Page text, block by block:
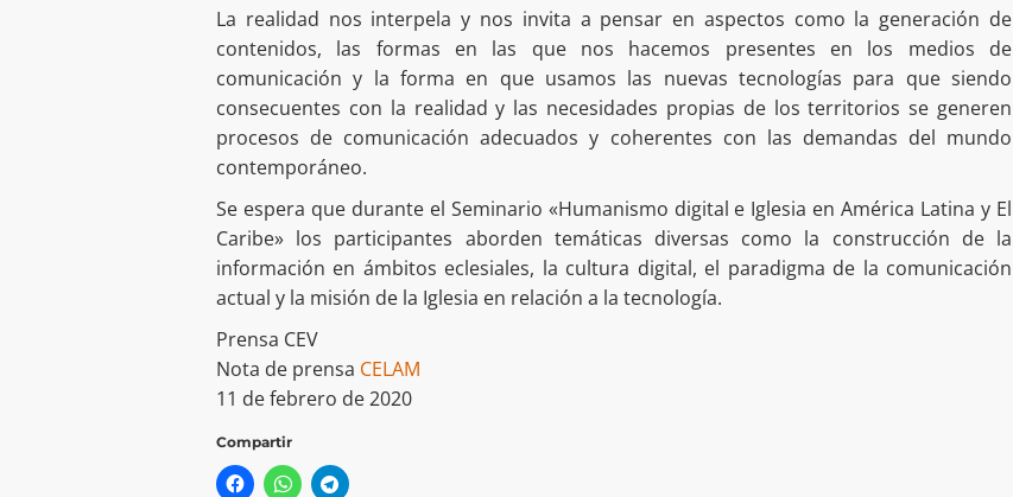
La realidad nos interpela y nos invita a pensar en aspectos como la generación de
contenidos, las formas en las que nos hacemos presentes en los medios de
comunicación y la forma en que usamos las nuevas tecnologías para que siendo
consecuentes con la realidad y las necesidades propias de los territorios se generen
procesos de comunicación adecuados y coherentes con las demandas del mundo
contemporáneo.
Se espera que durante el Seminario «Humanismo digital e Iglesia en América Latina y El
Caribe» los participantes aborden temáticas diversas como la construcción de la
información en ámbitos eclesiales, la cultura digital, el paradigma de la comunicación
actual y la misión de la Iglesia en relación a la tecnología.
Prensa CEV
Nota de prensa CELAM
11 de febrero de 2020
Compartir